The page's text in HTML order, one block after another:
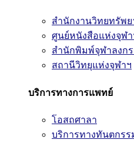
สำนักงานวิทยทรัพ
ศูนย์หนังสือแห่งจุฬา
สำนักพิมพ์จุฬาลงก
สถานีวิทยุแห่งจุฬาฯ
บริการทางการแพทย์
โอสถศาลา
บริการทางทันตกรร